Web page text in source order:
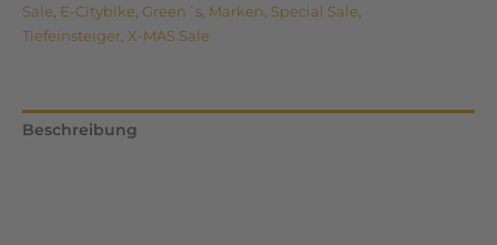
Sale, E-Citybike, Green´s, Marken, Special Sale,
Tiefeinsteiger, X-MAS Sale
Beschreibung